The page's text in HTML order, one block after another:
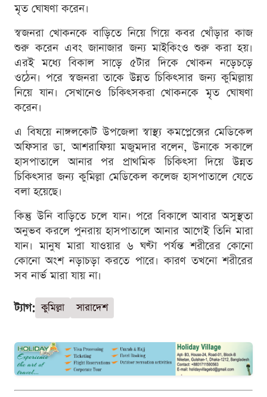
মৃত ঘোষণা করেন।
স্বজনরা খোকনকে বাড়িতে নিয়ে গিয়ে কবর খোঁড়ার কাজ
শুরু করেন এবং জানাজার জন্য মাইকিংও শুরু করা হয়।
এরই মধ্যে বিকাল সাড়ে ৫টার দিকে খোকন নড়েচড়ে
ওঠেন। পরে স্বজনরা তাকে উন্নত চিকিৎসার জন্য কুমিল্লায়
নিয়ে যান। সেখানেও চিকিৎসকরা খোকনকে মৃত ঘোষণা
করেন।
এ বিষয়ে নাঙ্গলকোট উপজেলা স্বাস্থ্য কমপ্লেক্সের মেডিকেল
অফিসার ডা. আশরাফিয়া মজুমদার বলেন, উনাকে সকালে
হাসপাতালে আনার পর প্রাথমিক চিকিৎসা দিয়ে উন্নত
চিকিৎসার জন্য কুমিল্লা মেডিকেল কলেজ হাসপাতালে যেতে
বলা হয়েছে।
কিন্তু উনি বাড়িতে চলে যান। পরে বিকালে আবার অসুস্থতা
অনুভব করলে পুনরায় হাসপাতালে আনার আগেই তিনি মারা
যান। মানুষ মারা যাওয়ার ৬ ঘণ্টা পর্যন্ত শরীরের কোনো
কোনো অংশ নড়াচড়া করতে পারে। কারণ তখনো শরীরের
সব নার্ভ মারা যায় না।
ট্যাগ: কুমিল্লা সারাদেশ